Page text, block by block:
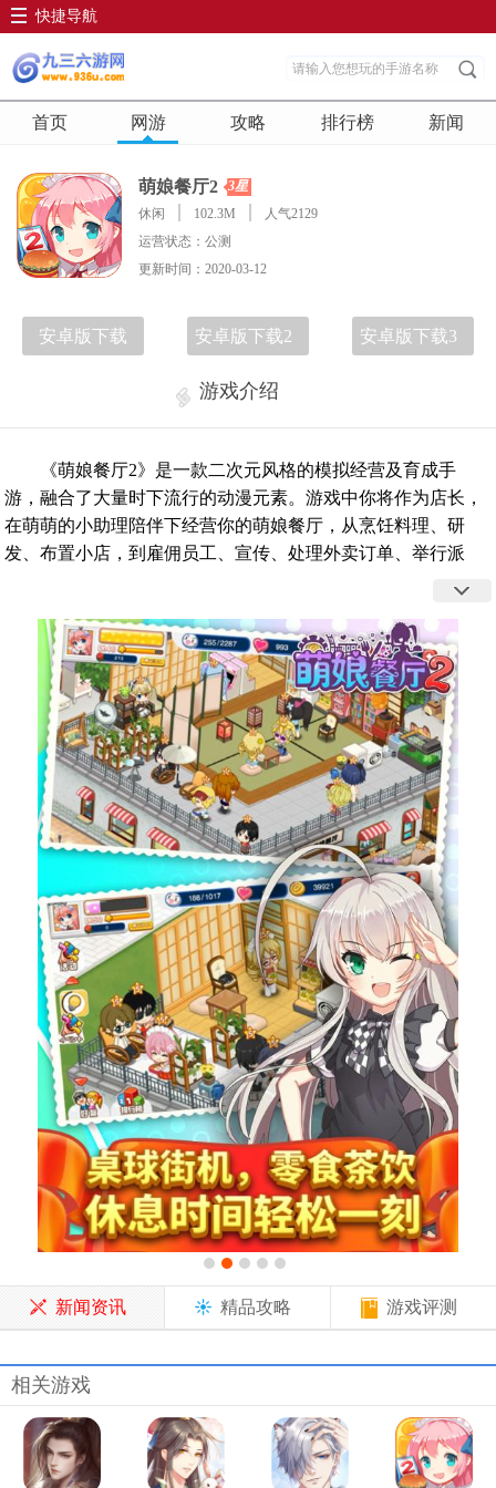
快捷导航
首页 网游 攻略 排行榜 新闻
萌娘餐厅2
3星
休闲
102.3M
人气2129
运营状态：公测
更新时间：2020-03-12
安卓版下载 安卓版下载2 安卓版下载3
游戏介绍
《萌娘餐厅2》是一款二次元风格的模拟经营及育成手
游，融合了大量时下流行的动漫元素。游戏中你将作为店长，
在萌萌的小助理陪伴下经营你的萌娘餐厅，从烹饪料理、研
发、布置小店，到雇佣员工、宣传、处理外卖订单、举行派
横生的餐厅物语。
新闻资讯 精品攻略 游戏评测
相关游戏